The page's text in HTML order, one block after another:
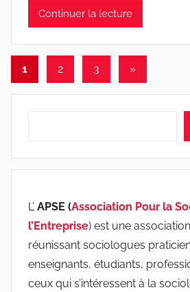
Continuer la lecture
Pagination
des
1 2 3
Articles
suivants
»
L’ APSE (Association Pour la
l’Entreprise) est une
réunissant sociologues
enseignants, étudiants,
ceux qui s’intéressent à la